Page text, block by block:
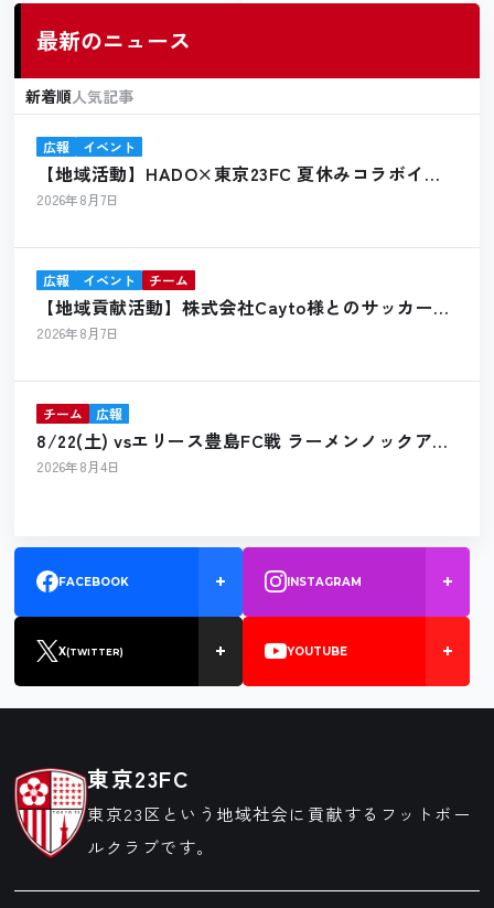
最新のニュース
新着順人気記事
広報 イベント
【地域活動】HADO×東京23FC 夏休みコラボイベ
ント開催報告
2026年8月7日
広報 イベント チーム
【地域貢献活動】株式会社Cayto様とのサッカーボ
ール寄贈のお知らせ
2026年8月7日
チーム 広報
8/22(土) vsエリース豊島FC戦 ラーメンノックアウ
ト出店のお知らせ
2026年8月4日
FACEBOOK INSTAGRAM
X(TWITTER) YOUTUBE
東京23FC
東京23区という地域社会に貢献するフットボー
ルクラブです。